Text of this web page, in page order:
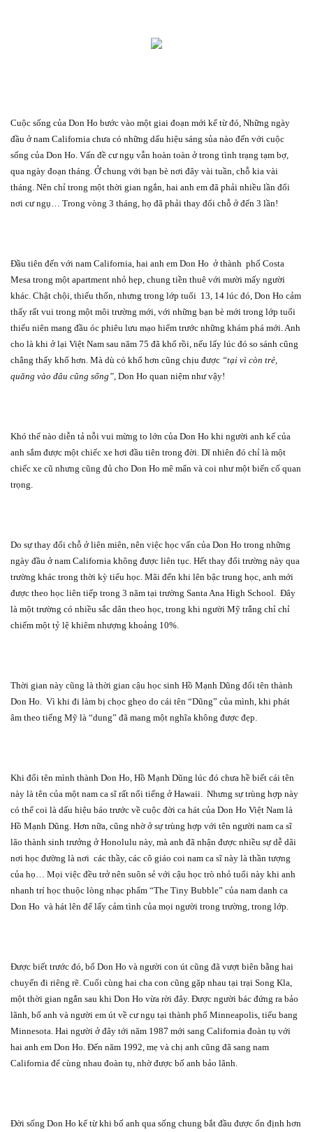
Cuộc sống của Don Ho bước vào một giai đoạn mới kể từ đó, Những ngày
đầu ở nam California chưa có những dấu hiệu sáng sủa nào đến với cuộc
sống của Don Ho. Vấn đề cư ngụ vẫn hoàn toàn ở trong tình trạng tạm bợ,
qua ngày đoạn tháng. Ở chung với bạn bè nơi đây vài tuần, chỗ kia vài
tháng. Nên chỉ trong một thời gian ngắn, hai anh em đã phải nhiều lần đổi
nơi cư ngụ… Trong vòng 3 tháng, họ đã phải thay đổi chỗ ở đến 3 lần!
Đầu tiên đến với nam California, hai anh em Don Ho ở thành phố Costa
Mesa trong một apartment nhỏ hẹp, chung tiền thuê với mười mấy người
khác. Chật chội, thiếu thốn, nhưng trong lớp tuổi 13, 14 lúc đó, Don Ho cảm
thấy rất vui trong một môi trường mới, với những bạn bè mới trong lớp tuổi
thiếu niên mang đầu óc phiêu lưu mạo hiểm trước những khám phá mới. Anh
cho là khi ở lại Việt Nam sau năm 75 đã khổ rồi, nếu lấy lúc đó so sánh cũng
chẳng thấy khổ hơn. Mà dù có khổ hơn cũng chịu được “tại vì còn trẻ,
quăng vào đâu cũng sống”, Don Ho quan niệm như vậy!
Khó thể nào diễn tả nỗi vui mừng to lớn của Don Ho khi người anh kế của
anh sắm được một chiếc xe hơi đầu tiên trong đời. Dĩ nhiên đó chỉ là một
chiếc xe cũ nhưng cũng đủ cho Don Ho mê mẩn và coi như một biến cố quan
trọng.
Do sự thay đổi chỗ ở liên miên, nên việc học vấn của Don Ho trong những
ngày đầu ở nam California không được liên tục. Hết thay đổi trường này qua
trường khác trong thời kỳ tiểu học. Mãi đến khi lên bậc trung học, anh mới
được theo học liên tiếp trong 3 năm tại trường Santa Ana High School. Đây
là một trường có nhiều sắc dân theo học, trong khi người Mỹ trắng chỉ chỉ
chiếm một tỷ lệ khiêm nhượng khoảng 10%.
Thời gian này cũng là thời gian cậu học sinh Hồ Mạnh Dũng đổi tên thành
Don Ho. Vì khi đi làm bị chọc ghẹo do cái tên “Dũng” của mình, khi phát
âm theo tiếng Mỹ là “dung” đã mang một nghĩa không được đẹp.
Khi đổi tên mình thành Don Ho, Hồ Mạnh Dũng lúc đó chưa hề biết cái tên
này là tên của một nam ca sĩ rất nổi tiếng ở Hawaii. Nhưng sự trùng hợp này
có thể coi là dấu hiệu báo trước về cuộc đời ca hát của Don Ho Việt Nam là
Hồ Mạnh Dũng. Hơn nữa, cũng nhờ ở sự trùng hợp với tên người nam ca sĩ
lão thành sinh trưởng ở Honolulu này, mà anh đã nhận được nhiều sự dễ dãi
nơi học đường là nơi các thầy, các cô giáo coi nam ca sĩ này là thần tượng
của họ… Mọi việc đều trở nên suôn sẻ với cậu học trò nhỏ tuổi này khi anh
nhanh trí học thuộc lòng nhạc phẩm “The Tiny Bubble” của nam danh ca
Don Ho và hát lên để lấy cảm tình của mọi người trong trường, trong lớp.
Được biết trước đó, bố Don Ho và người con út cũng đã vượt biên bằng hai
chuyến đi riêng rẽ. Cuối cùng hai cha con cũng gặp nhau tại trại Song Kla,
một thời gian ngắn sau khi Don Ho vừa rời đây. Được người bác đứng ra bảo
lãnh, bố anh và người em út về cư ngụ tại thành phố Minneapolis, tiểu bang
Minnesota. Hai người ở đây tới năm 1987 mới sang California đoàn tụ với
hai anh em Don Ho. Đến năm 1992, mẹ và chị anh cũng đã sang nam
California để cùng nhau đoàn tụ, nhờ được bố anh bảo lãnh.
Đời sống Don Ho kể từ khi bố anh qua sống chung bắt đầu được ổn định hơn